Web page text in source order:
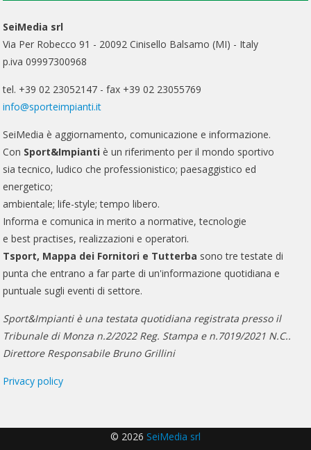
SeiMedia srl
Via Per Robecco 91 - 20092 Cinisello Balsamo (MI) - Italy
p.iva 09997300968
tel. +39 02 23052147 - fax +39 02 23055769
info@sporteimpianti.it
SeiMedia è aggiornamento, comunicazione e informazione.
Con Sport&Impianti è un riferimento per il mondo sportivo
sia tecnico, ludico che professionistico; paesaggistico ed
energetico;
ambientale; life-style; tempo libero.
Informa e comunica in merito a normative, tecnologie
e best practises, realizzazioni e operatori.
Tsport, Mappa dei Fornitori e Tutterba sono tre testate di
punta che entrano a far parte di un'informazione quotidiana e
puntuale sugli eventi di settore.
Sport&Impianti è una testata quotidiana registrata presso il
Tribunale di Monza n.2/2022 Reg. Stampa e n.7019/2021 N.C..
Direttore Responsabile Bruno Grillini
Privacy policy
© 2026 SeiMedia srl